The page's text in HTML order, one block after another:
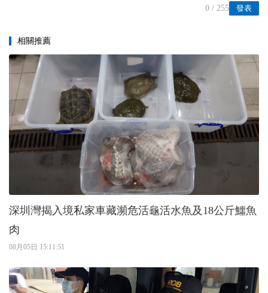
發表
0 / 255
相關推薦
深圳灣揭入境私家車藏瀕危活龜活水魚及18公斤鱷魚
肉
08月05日 15:11:51